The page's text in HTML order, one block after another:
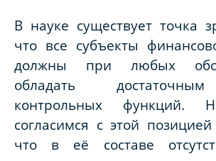
В науке существует точка
что все субъекты
должны при любых
обладать
контрольных
согласимся с этой
что в её составе